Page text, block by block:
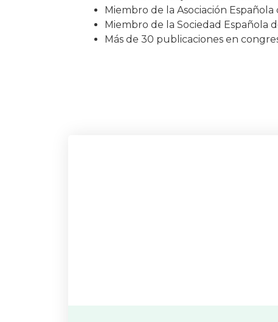
Miembro de la Asociación
Miembro de la Sociedad Española
Más de 30 publicaciones en